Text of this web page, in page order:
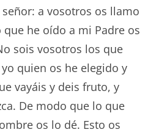
a vosotros os llamo
he oído a mi Padre os
sois vosotros los que
quien os he elegido y
vayáis y deis fruto, y
De modo que lo que
os lo dé. Esto os